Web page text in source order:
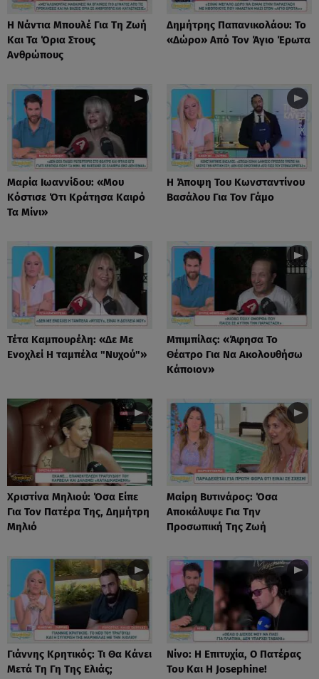
Η Νάντια Μπουλέ Για Τη Ζωή
Και Τα Όρια Στους
Ανθρώπους
Δημήτρης Παπανικολάου: Το
«Δώρο» Από Τον Άγιο Έρωτα
Μαρία Ιωαννίδου: «Μου
Κόστισε Ότι Κράτησα Καιρό
Τα Μίνι»
Η Άποψη Του Κωνσταντίνου
Βασάλου Για Τον Γάμο
Τέτα Καμπουρέλη: «Δε Mε
Eνοχλεί H ταμπέλα "Νυχού"»
Μπιμπίλας: «Άφησα Το
Θέατρο Για Να Ακολουθήσω
Κάποιον»
Χριστίνα Μηλιού: Όσα Είπε
Για Τον Πατέρα Της, Δημήτρη
Μηλιό
Μαίρη Βυτινάρος: Όσα
Αποκάλυψε Για Την
Προσωπική Της Ζωή
Γιάννης Κρητικός: Τι Θα Κάνει
Μετά Τη Γη Της Ελιάς;
Νίνο: Η Επιτυχία, Ο Πατέρας
Του Και Η Josephine!